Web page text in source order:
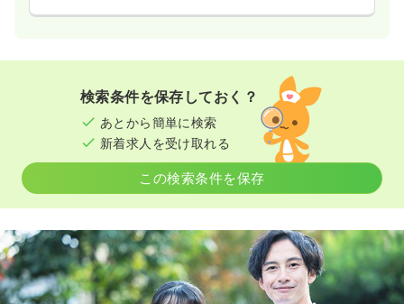
検索条件を保存しておく？
あとから簡単に検索
新着求人を受け取れる
この検索条件を保存